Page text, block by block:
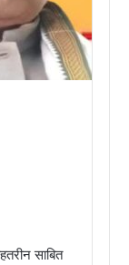
साबित